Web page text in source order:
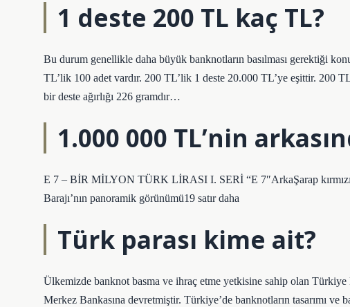
1 deste 200 TL kaç TL?
Bu durum genellikle daha büyük banknotların basılması gerektiği
TL’lik 100 adet vardır. 200 TL’lik 1 deste 20.000 TL’ye eşittir. 200
bir deste ağırlığı 226 gramdır…
1.000 000 TL’nin
E 7 – BİR MİLYON TÜRK LİRASI I. SERİ “E 7″ArkaŞarap
Barajı’nın panoramik görünümü19 satır daha
Türk parası kime ait?
Ülkemizde banknot basma ve ihraç etme yetkisine sahip olan
Merkez Bankasına devretmiştir. Türkiye’de banknotların tasarımı ve